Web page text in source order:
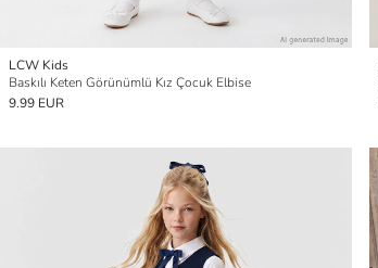
LCW Kids
Baskılı Keten Görünümlü Kız Çocuk Elbise
9.99 EUR